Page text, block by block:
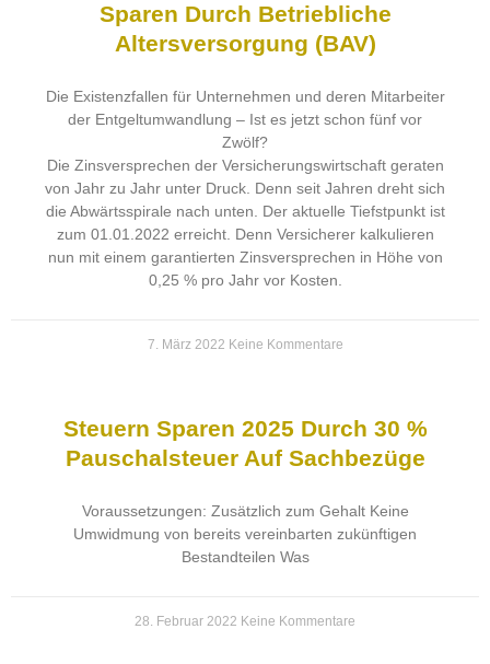
Sparen Durch Betriebliche
Altersversorgung (bAV)
Die Existenzfallen für Unternehmen und deren Mitarbeiter
der Entgeltumwandlung – Ist es jetzt schon fünf vor
Zwölf?
Die Zinsversprechen der Versicherungswirtschaft geraten
von Jahr zu Jahr unter Druck. Denn seit Jahren dreht sich
die Abwärtsspirale nach unten. Der aktuelle Tiefstpunkt ist
zum 01.01.2022 erreicht. Denn Versicherer kalkulieren
nun mit einem garantierten Zinsversprechen in Höhe von
0,25 % pro Jahr vor Kosten.
7. März 2022 Keine Kommentare
Steuern Sparen 2025 Durch 30 %
Pauschalsteuer Auf Sachbezüge
Voraussetzungen: Zusätzlich zum Gehalt Keine
Umwidmung von bereits vereinbarten zukünftigen
Bestandteilen Was
28. Februar 2022 Keine Kommentare